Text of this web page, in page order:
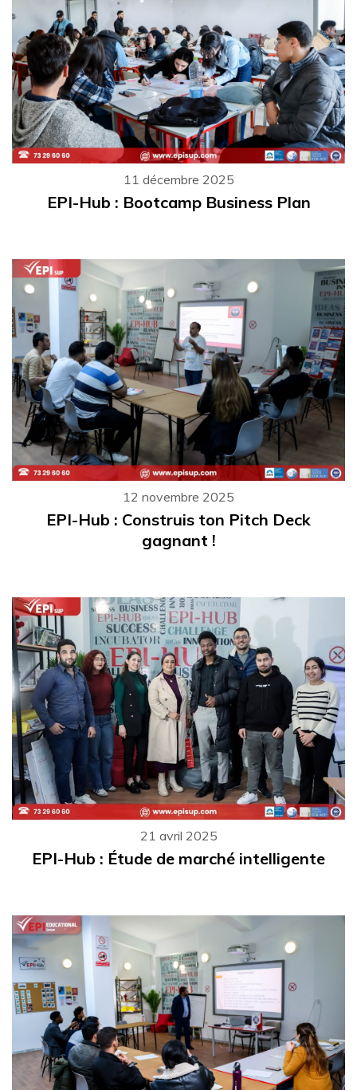
11 décembre 2025
EPI-Hub : Bootcamp Business Plan
12 novembre 2025
EPI-Hub : Construis ton Pitch Deck
gagnant !
21 avril 2025
EPI-Hub : Étude de marché intelligente